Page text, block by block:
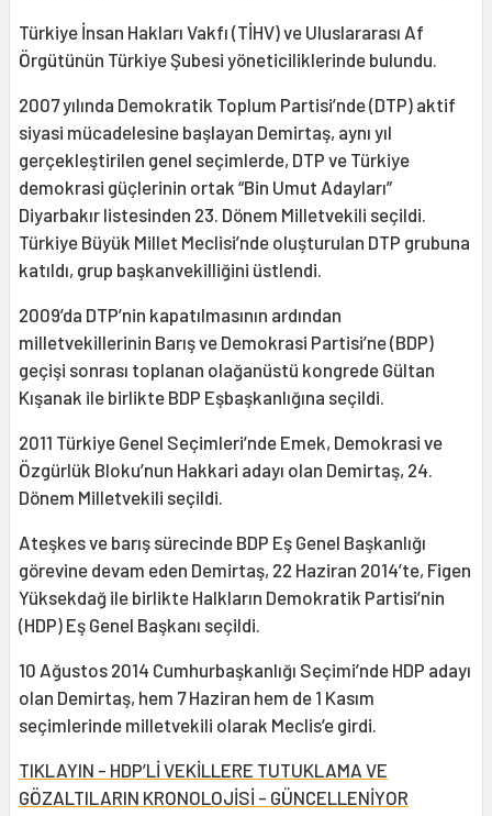
Türkiye İnsan Hakları Vakfı (TİHV) ve Uluslararası Af
Örgütünün Türkiye Şubesi yöneticiliklerinde bulundu.
2007 yılında Demokratik Toplum Partisi’nde (DTP) aktif
siyasi mücadelesine başlayan Demirtaş, aynı yıl
gerçekleştirilen genel seçimlerde, DTP ve Türkiye
demokrasi güçlerinin ortak “Bin Umut Adayları”
Diyarbakır listesinden 23. Dönem Milletvekili seçildi.
Türkiye Büyük Millet Meclisi’nde oluşturulan DTP grubuna
katıldı, grup başkanvekilliğini üstlendi.
2009’da DTP’nin kapatılmasının ardından
milletvekillerinin Barış ve Demokrasi Partisi’ne (BDP)
geçişi sonrası toplanan olağanüstü kongrede Gültan
Kışanak ile birlikte BDP Eşbaşkanlığına seçildi.
2011 Türkiye Genel Seçimleri’nde Emek, Demokrasi ve
Özgürlük Bloku’nun Hakkari adayı olan Demirtaş, 24.
Dönem Milletvekili seçildi.
Ateşkes ve barış sürecinde BDP Eş Genel Başkanlığı
görevine devam eden Demirtaş, 22 Haziran 2014’te, Figen
Yüksekdağ ile birlikte Halkların Demokratik Partisi’nin
(HDP) Eş Genel Başkanı seçildi.
10 Ağustos 2014 Cumhurbaşkanlığı Seçimi’nde HDP adayı
olan Demirtaş, hem 7 Haziran hem de 1 Kasım
seçimlerinde milletvekili olarak Meclis’e girdi.
TIKLAYIN - HDP’Lİ VEKİLLERE TUTUKLAMA VE
GÖZALTILARIN KRONOLOJİSİ - GÜNCELLENİYOR